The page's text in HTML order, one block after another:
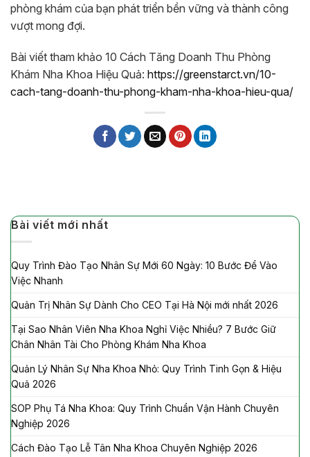
phòng khám của bạn phát triển bền vững và thành công
vượt mong đợi.
Bài viết tham khảo 10 Cách Tăng Doanh Thu Phòng
Khám Nha Khoa Hiệu Quả: https://greenstarct.vn/10-
cach-tang-doanh-thu-phong-kham-nha-khoa-hieu-qua/
Bài viết mới nhất
Quy Trình Đào Tạo Nhân Sự Mới 60 Ngày: 10 Bước Để Vào
Việc Nhanh
Quản Trị Nhân Sự Dành Cho CEO Tại Hà Nội mới nhất 2026
Tại Sao Nhân Viên Nha Khoa Nghỉ Việc Nhiều? 7 Bước Giữ
Chân Nhân Tài Cho Phòng Khám Nha Khoa
Quản Lý Nhân Sự Nha Khoa Nhỏ: Quy Trình Tinh Gọn & Hiệu
Quả 2026
SOP Phụ Tá Nha Khoa: Quy Trình Chuẩn Vận Hành Chuyên
Nghiệp 2026
Cách Đào Tạo Lễ Tân Nha Khoa Chuyên Nghiệp 2026